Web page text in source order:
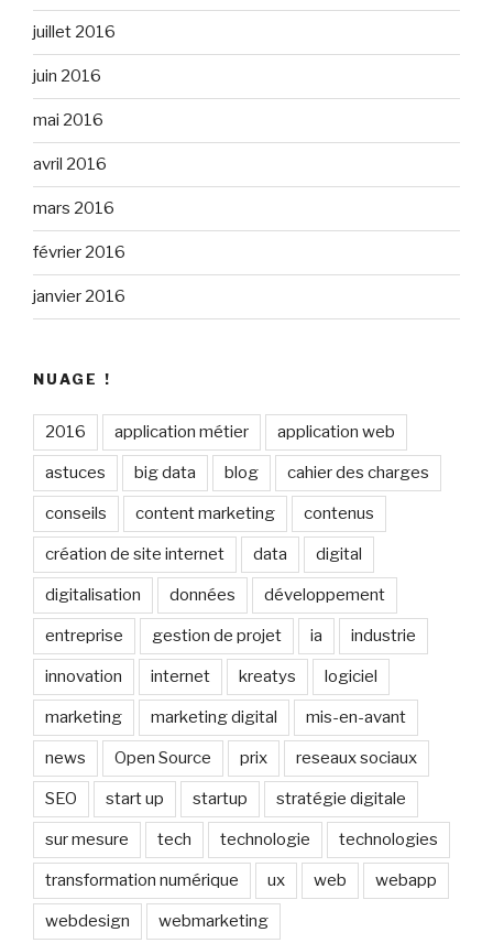
juillet 2016
juin 2016
mai 2016
avril 2016
mars 2016
février 2016
janvier 2016
NUAGE !
2016 application métier application web
astuces big data blog cahier des charges
conseils content marketing contenus
création de site internet data digital
digitalisation données développement
entreprise gestion de projet ia industrie
innovation internet kreatys logiciel
marketing marketing digital mis-en-avant
news Open Source prix reseaux sociaux
SEO start up startup stratégie digitale
sur mesure tech technologie technologies
transformation numérique ux web webapp
webdesign webmarketing